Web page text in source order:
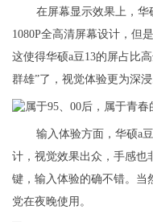
在屏幕显示效果上，华
1080P全高清屏幕设计，但
这使得华硕a豆13的屏占比
群雄”了，视觉体验更为深浸
输入体验方面，华硕a
计，视觉效果出众，手感也
键，输入体验的确不错。当
党在夜晚使用。